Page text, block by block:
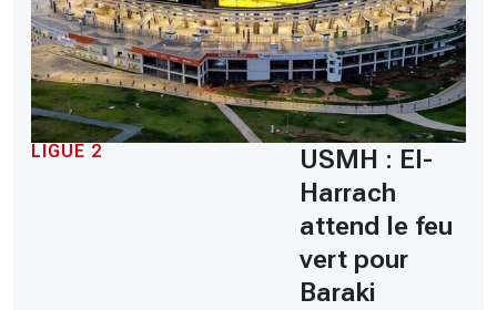
LIGUE 2
USMH : El-
Harrach
attend le feu
vert pour
Baraki